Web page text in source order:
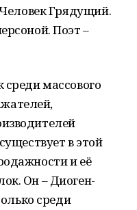
Грядущий.
Поэт –
массового
в этой
и её
Он – Диоген-
среди